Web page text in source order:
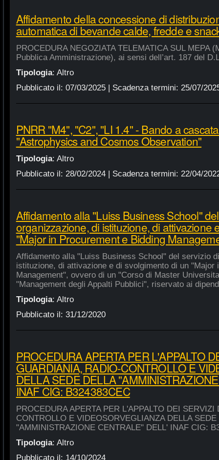
Affidamento della concessione di
automatica di bevande calde, fredde e
PROCEDURA NEGOZIATA TELEMATICA SUL MEPA
Pubblica Amministrazione), ai sensi dell’art. 187 del
Tipologia: Altro
Pubblicato il: 07/03/2025| Scadenza termini: 25/07/
PNRR "M4", "C2", "LI 1.4" - Bando a
"Astrophysics and Cosmos Observation"
Tipologia: Altro
Pubblicato il: 28/02/2024| Scadenza termini: 22/04/
Affidamento alla "Luiss Business School"
organizzazione, di istituzione, di attivazione
"Major in Procurement e Bidding
Affidamento alla "Luiss Business School" del servizio
istituzione, di attivazione e di svolgimento di un "Major
Management", ovvero di un "Corso di Master
"Management degli Appalti Pubblici", riservato ai
Tipologia: Altro
Pubblicato il: 31/12/2020
PROCEDURA APERTA PER L'APPALTO
GUARDIANIA, RADIO-CONTROLLO E
DELLA SEDE DELLA
INAF CIG: B324383CEC
PROCEDURA APERTA PER L'APPALTO DEI
CONTROLLO E VIDEOSORVEGLIANZA DELLA SEDE
"AMMINISTRAZIONE CENTRALE" DELL' INAF CIG:
Tipologia: Altro
Pubblicato il: 14/10/2024